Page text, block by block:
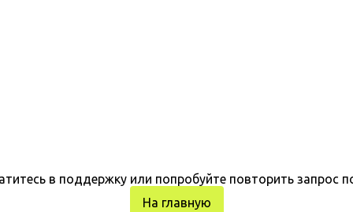
в поддержку или попробуйте повторить запрос
На главную